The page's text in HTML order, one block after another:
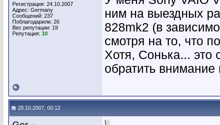
Регистрация: 24.10.2007
Адрес: Germany
Сообщений: 237
Поблагодарили: 26
Вес репутации: 19
Репутация: 10
ним на выездных
828mk2 (в
смотря на то, что
Хотя, Сонька... это
обратить
28.10.2007, 00:12